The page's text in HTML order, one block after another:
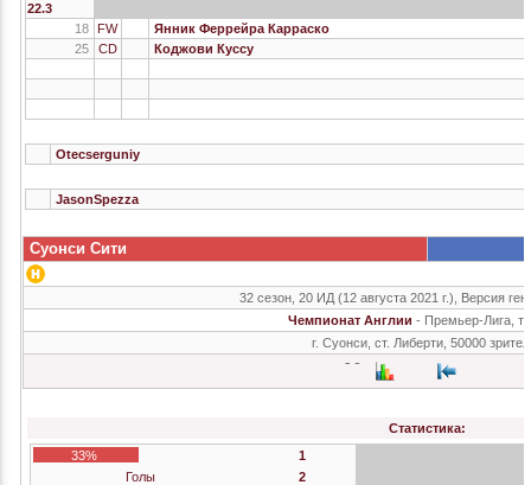
22.3
18
FW
Янник Феррейра Карраско
25
CD Коджови Куссу
Otecserguniy
JasonSpezza
Суонси Сити
32 сезон, 20 ИД (12 августа 2021 г.), Версия
Чемпионат Англии - Премьер-Лига,
г. Суонси, ст. Либерти, 50000
Статистика:
33%
1
Голы
2